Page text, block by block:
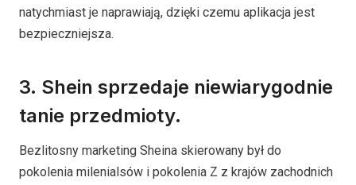
natychmiast je naprawiają, dzięki czemu aplikacja jest
bezpieczniejsza.
3. Shein sprzedaje niewiarygodnie
tanie przedmioty.
Bezlitosny marketing Sheina skierowany był do
pokolenia milenialsów i pokolenia Z z krajów zachodnich